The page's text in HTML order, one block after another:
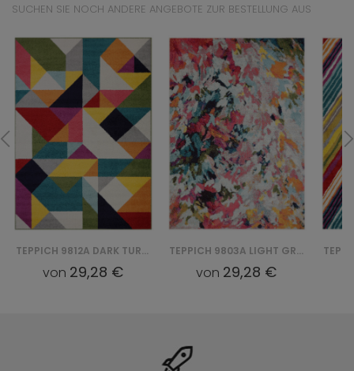
SUCHEN SIE NOCH ANDERE ANGEBOTE ZUR BESTELLUNG AUS
TEPPICH 9812A DARK TURQUOISE SALSA - WIELOKOLOROWY, ZIELONY
von 29,28 €
TEPPICH 9803A LIGHT GREY SALSA - WIELOKOLOROWY, KREMOWY
von 29,28 €